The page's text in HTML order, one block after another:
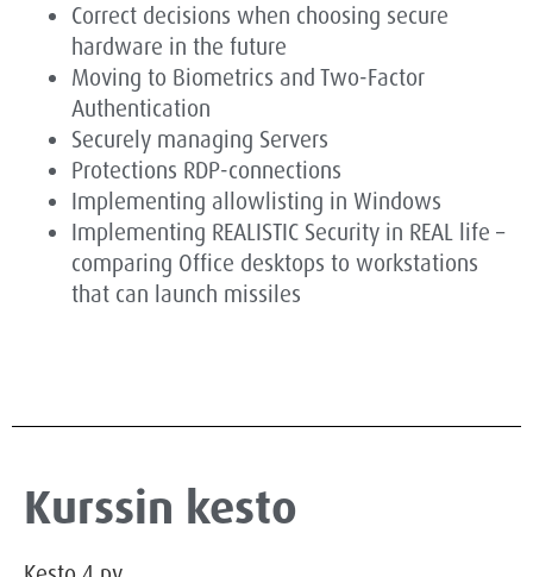
Correct decisions when choosing secure
hardware in the future
Moving to Biometrics and Two-Factor
Authentication
Securely managing Servers
Protections RDP-connections
Implementing allowlisting in Windows
Implementing REALISTIC Security in REAL life –
comparing Office desktops to workstations
that can launch missiles
Kurssin kesto